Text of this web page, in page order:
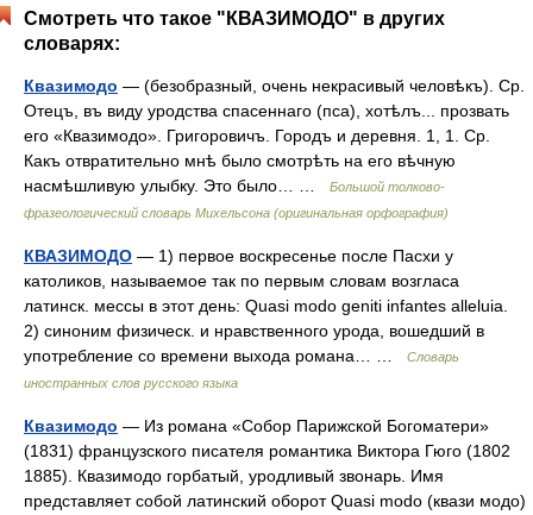
Смотреть что такое "КВАЗИМОДО" в других
словарях:
Квазимодо — (безобразный, очень некрасивый человѣкъ). Ср.
Отецъ, въ виду уродства спасеннаго (пса), хотѣлъ... прозвать
его «Квазимодо». Григоровичъ. Городъ и деревня. 1, 1. Ср.
Какъ отвратительно мнѣ было смотрѣть на его вѣчную
насмѣшливую улыбку. Это было… …
Большой толково-
фразеологический словарь Михельсона (оригинальная орфография)
КВАЗИМОДО — 1) первое воскресенье после Пасхи у
католиков, называемое так по первым словам возгласа
латинск. мессы в этот день: Quasi modo geniti infantes alleluia.
2) синоним физическ. и нравственного урода, вошедший в
употребление со времени выхода романа… …
Словарь
иностранных слов русского языка
Квазимодо — Из романа «Собор Парижской Богоматери»
(1831) французского писателя романтика Виктора Гюго (1802
1885). Квазимодо горбатый, уродливый звонарь. Имя
представляет собой латинский оборот Quasi modo (квази модо)